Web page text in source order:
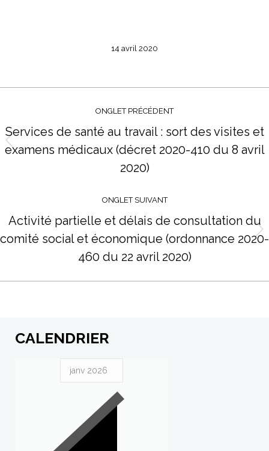
14 avril 2020
commentaire
ONGLET PRÉCÉDENT
Onglet
précédent
Services de santé au travail : sort des visites et
examens médicaux (décret 2020-410 du 8 avril
2020)
ONGLET SUIVANT
Projets
similaires
Activité partielle et délais de consultation du
comité social et économique (ordonnance 2020-
460 du 22 avril 2020)
CALENDRIER